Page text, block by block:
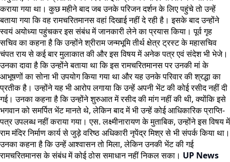
कराया गया था। कुछ महीने बाद जब उनके परिजन दर्शन के लिए पहुंचे तो उन्हें
बताया गया कि वह रामचरितमानस वहां दिखाई नहीं दे रही है। इसके बाद उन्होंने
स्वयं अयोध्या पहुंचकर इस संबंध में जानकारी लेने का प्रयास किया। पूर्व गृह
सचिव का कहना है कि उन्होंने श्रीराम जन्मभूमि तीर्थ क्षेत्र ट्रस्ट के महासचिव
चंपत राय से कई बार मुलाकात की और इस विषय में अनेक पत्र एवं संदेश भी भेजे।
उनका दावा है कि उन्होंने बताया था कि इस रामचरितमानस पर उनकी मां के
आभूषणों का सोना भी उपयोग किया गया था और यह उनके परिवार की श्रद्धा का
प्रतीक है। उन्होंने यह भी आरोप लगाया कि उन्हें अपनी भेंट की कोई रसीद नहीं दी
गई। उनका कहना है कि उन्होंने शुरुआत में रसीद की मांग नहीं की थी, क्योंकि इसे
भगवान को समर्पित भेंट मानते थे, लेकिन बाद में भी उन्हें कोई आधिकारिक प्राप्ति-
पत्र उपलब्ध नहीं कराया गया। एस. लक्ष्मीनारायण के मुताबिक, उन्होंने इस विषय में
राम मंदिर निर्माण कार्य से जुड़े वरिष्ठ अधिकारी नृपेंद्र मिश्र से भी संपर्क किया था।
उनका कहना है कि उन्हें आश्वासन तो मिला, लेकिन उनकी भेंट की गई
रामचरितमानस के संबंध में कोई ठोस समाधान नहीं निकल सका। UP News